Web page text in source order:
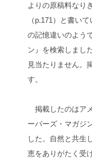
よりの原稿料なり
（p.171）と書い
の記憶違いのよう
ン』を検索しまし
見当たりません。
す。
掲載したのはア
ーパーズ・マガジ
した。自然と共生
恵をありがたく受